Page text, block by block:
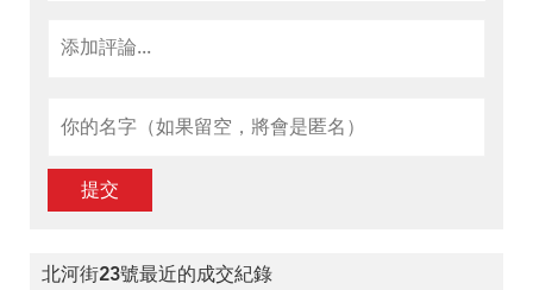
提交
北河街23號最近的成交紀錄